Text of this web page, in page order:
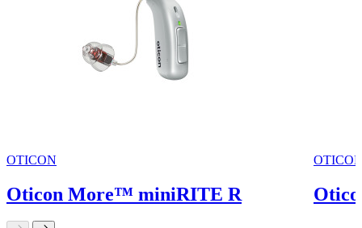
OTICON
Oticon More™ miniRITE R